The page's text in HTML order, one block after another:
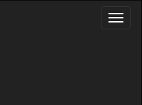
Меню